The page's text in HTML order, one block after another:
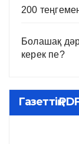
200
Болашақ
керек пе?
Газеттің